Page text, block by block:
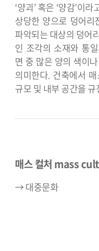
‘양괴’ 혹은 ‘양감’이
상당한 양으로 덩어
파악되는 대상의 덩어
인 조각의 소재와 통
면 중 많은 양의 색이
의미한다. 건축에서
규모 및 내부 공간을
매스 컬처 mass
→ 대중문화